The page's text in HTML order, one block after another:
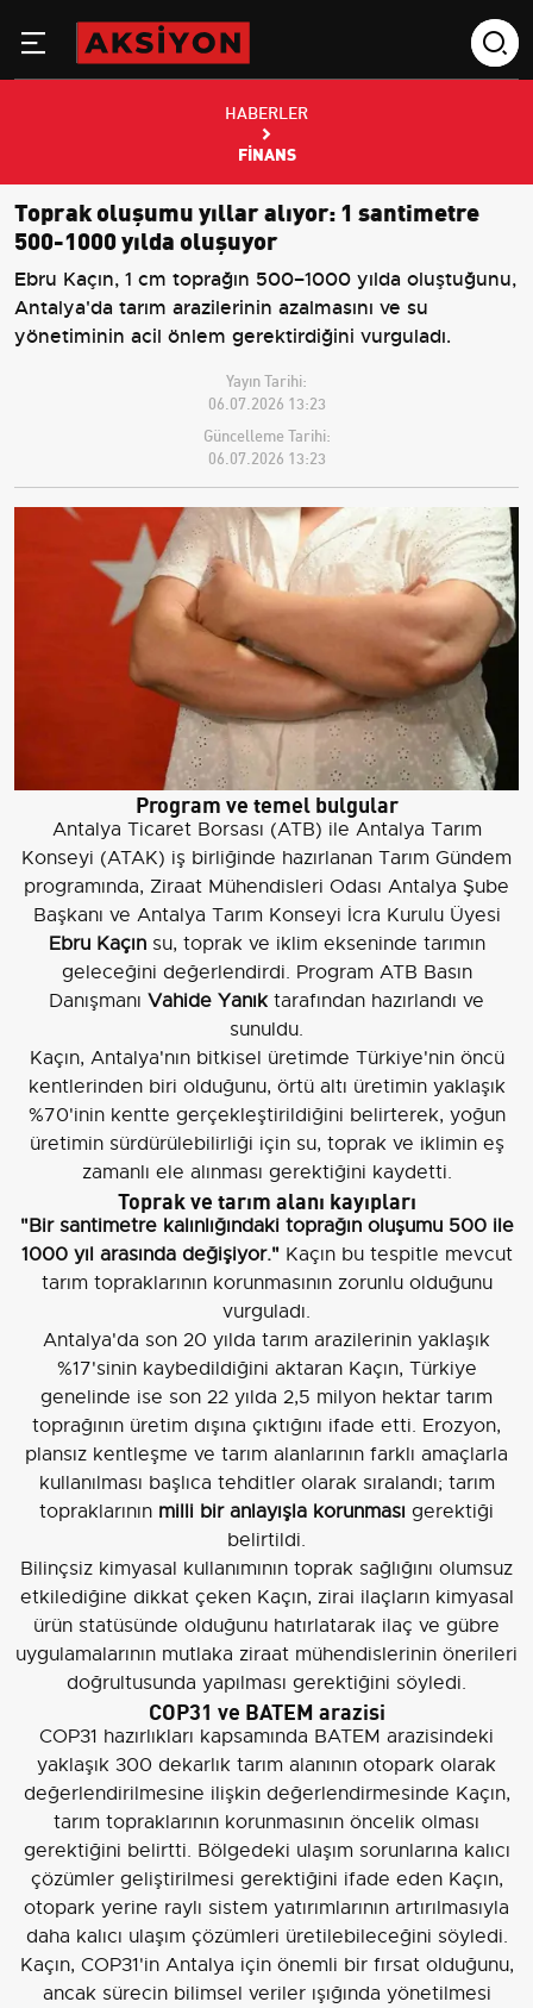
HABERLER
FINANS
Toprak oluşumu yıllar alıyor: 1 santimetre
500-1000 yılda oluşuyor
Ebru Kaçın, 1 cm toprağın 500–1000 yılda oluştuğunu,
Antalya'da tarım arazilerinin azalmasını ve su
yönetiminin acil önlem gerektirdiğini vurguladı.
Yayın Tarihi:
06.07.2026 13:23
Güncelleme Tarihi:
06.07.2026 13:23
Program ve temel bulgular
Antalya Ticaret Borsası (ATB) ile Antalya Tarım
Konseyi (ATAK) iş birliğinde hazırlanan Tarım Gündem
programında, Ziraat Mühendisleri Odası Antalya Şube
Başkanı ve Antalya Tarım Konseyi İcra Kurulu Üyesi
Ebru Kaçınsu, toprak ve iklim ekseninde tarımın
geleceğini değerlendirdi. Program ATB Basın
Danışmanı Vahide Yanıktarafından hazırlandı ve
sunuldu.
Kaçın, Antalya'nın bitkisel üretimde Türkiye'nin öncü
kentlerinden biri olduğunu, örtü altı üretimin yaklaşık
%70'inin kentte gerçekleştirildiğini belirterek, yoğun
üretimin sürdürülebilirliği için su, toprak ve iklimin eş
zamanlı ele alınması gerektiğini kaydetti.
Toprak ve tarım alanı kayıpları
"Bir santimetre kalınlığındaki toprağın oluşumu 500 ile
1000 yıl arasında değişiyor."Kaçın bu tespitle mevcut
tarım topraklarının korunmasının zorunlu olduğunu
vurguladı.
Antalya'da son 20 yılda tarım arazilerinin yaklaşık
%17'sinin kaybedildiğini aktaran Kaçın, Türkiye
genelinde ise son 22 yılda 2,5 milyon hektar tarım
toprağının üretim dışına çıktığını ifade etti. Erozyon,
plansız kentleşme ve tarım alanlarının farklı amaçlarla
kullanılması başlıca tehditler olarak sıralandı; tarım
topraklarının milli bir anlayışla korunması gerektiği
belirtildi.
Bilinçsiz kimyasal kullanımının toprak sağlığını olumsuz
etkilediğine dikkat çeken Kaçın, zirai ilaçların kimyasal
ürün statüsünde olduğunu hatırlatarak ilaç ve gübre
uygulamalarının mutlaka ziraat mühendislerinin önerileri
doğrultusunda yapılması gerektiğini söyledi.
COP31 ve BATEM arazisi
COP31 hazırlıkları kapsamında BATEM arazisindeki
yaklaşık 300 dekarlık tarım alanının otopark olarak
değerlendirilmesine ilişkin değerlendirmesinde Kaçın,
tarım topraklarının korunmasının öncelik olması
gerektiğini belirtti. Bölgedeki ulaşım sorunlarına kalıcı
çözümler geliştirilmesi gerektiğini ifade eden Kaçın,
otopark yerine raylı sistem yatırımlarının artırılmasıyla
daha kalıcı ulaşım çözümleri üretilebileceğini söyledi.
Kaçın, COP31'in Antalya için önemli bir fırsat olduğunu,
ancak sürecin bilimsel veriler ışığında yönetilmesi